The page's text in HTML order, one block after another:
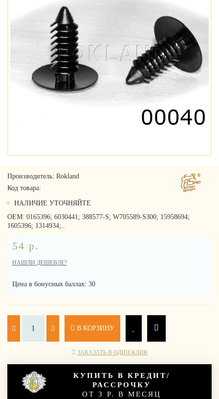
Производитель: Rokland
Код товара:
НАЛИЧИЕ УТОЧНЯЙТЕ
OEM: 0165396; 6030441; 388577-S; W705589-S300; 15958694;
1605396; 1314934;..
54 р.
НАШЛИ ДЕШЕВЛЕ?
Цена в бонусных баллах: 30
В КОРЗИНУ
ЗАКАЗАТЬ В ОДИН КЛИК
КУПИТЬ В КРЕДИТ/
РАССРОЧКУ
ОТ 3 Р. В МЕСЯЦ